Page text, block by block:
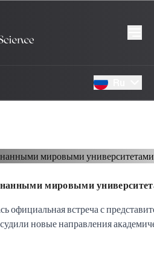
мировыми
официальная встреча с
новые направления